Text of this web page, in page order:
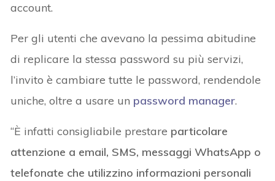
account.
Per gli utenti che avevano la pessima abitudine
di replicare la stessa password su più servizi,
l’invito è cambiare tutte le password, rendendole
uniche, oltre a usare un password manager.
“È infatti consigliabile prestare particolare
attenzione a email, SMS, messaggi WhatsApp o
telefonate che utilizzino informazioni personali